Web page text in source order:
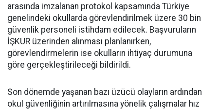
arasında imzalanan protokol kapsamında Türkiye
genelindeki okullarda görevlendirilmek üzere 30 bin
güvenlik personeli istihdam edilecek. Başvuruların
İŞKUR üzerinden alınması planlanırken,
görevlendirmelerin ise okulların ihtiyaç durumuna
göre gerçekleştirileceği bildirildi.
Son dönemde yaşanan bazı üzücü olayların ardından
okul güvenliğinin artırılmasına yönelik çalışmalar hız